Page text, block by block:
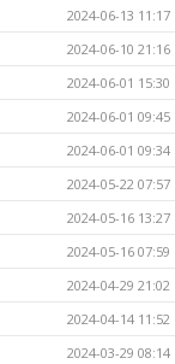
2024-06-13 11:17
2024-06-10 21:16
2024-06-01 15:30
2024-06-01 09:45
2024-06-01 09:34
2024-05-22 07:57
2024-05-16 13:27
2024-05-16 07:59
2024-04-29 21:02
2024-04-14 11:52
2024-03-29 08:14